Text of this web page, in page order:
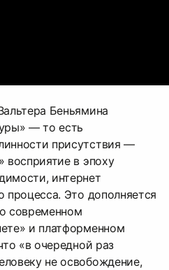
Беньямина
— то есть
присутствия —
восприятие в эпоху
интернет
процесса. Это дополняется
современном
и платформенном
«в очередной раз
не освобождение,